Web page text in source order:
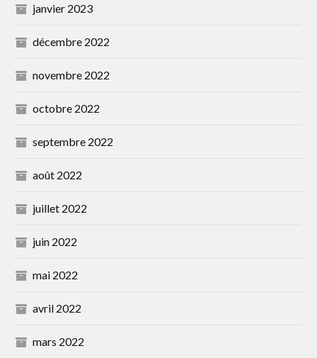
janvier 2023
décembre 2022
novembre 2022
octobre 2022
septembre 2022
août 2022
juillet 2022
juin 2022
mai 2022
avril 2022
mars 2022